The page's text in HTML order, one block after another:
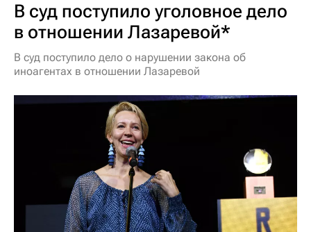
В суд поступило уголовное дело
в отношении Лазаревой*
В суд поступило дело о нарушении закона об
иноагентах в отношении Лазаревой